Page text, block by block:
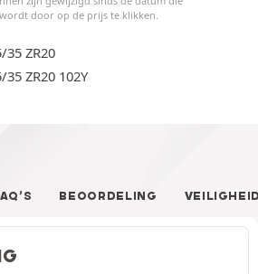
door op de prijs te klikken.
ZR20
ZR20 102Y
BEOORDELING